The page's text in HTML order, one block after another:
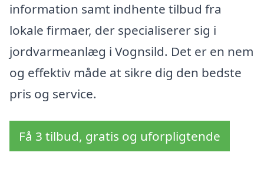
information samt indhente tilbud fra
lokale firmaer, der specialiserer sig i
jordvarmeanlæg i Vognsild. Det er en nem
og effektiv måde at sikre dig den bedste
pris og service.
Få 3 tilbud, gratis og uforpligtende